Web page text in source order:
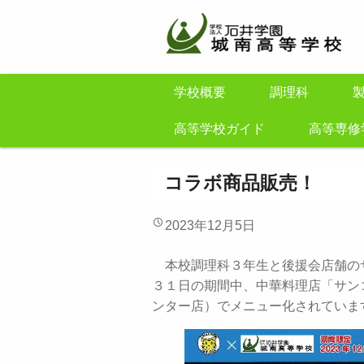
学校概要 調理科
高等学校ガイド 高等専
コラボ商品販売！
2023年12月5日
本校調理科３年生と後援会店舗の
３１日の期間中、中華料理店「サ
ンター店）でメニュー化されてい